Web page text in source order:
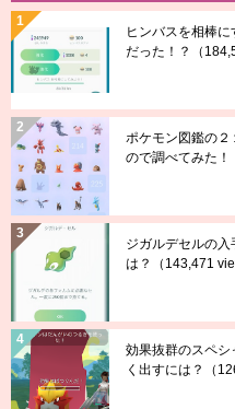
ヒンバスを相棒
だった！？
（
ポケモン図鑑の２
ので調べてみた！
ジガルデセルの
は？
（143,471
効果抜群のスペ
く出すには？
（